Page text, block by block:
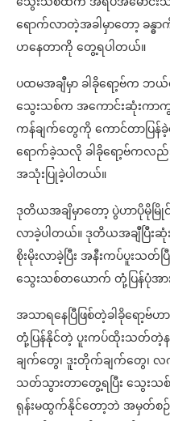
ရောက်လာတဲ့အခါမှာတော့ ခန္
ဟနေတာကို တွေ့ရပါတယ်။
ပထမအချီမှာ ခါခိုရော့ဗ်က ဘ
သွေးသစ်က အကောင်းဆုံးကာကွ
ကန်ချက်တွေကို ကောင်တာပြ
ရောက်ခဲ့သလို ခါခိုရော့ဗ်က
အသုံးပြုခဲ့ပါတယ်။
ဒုတိယအချိမှာတော့ ပွဲဟာပိုမိုမြိုင်
လာခဲ့ပါတယ်။ ဒုတိယအချီပြီးဆုံး
စိုးမိုးလာခဲ့ပြီး အနီးကပ်ပူး
သွေးသစ်တယောက် တုံ့ပြန်ပုံအာ
အသာရနေပြီဖြစ်တဲ့ခါခိုရော့
တုံ့ပြန်နိုင်တဲ့ ပူးကပ်ထိုးသတ်တဲ့န
ချက်တွေ၊ ဒူးတိုက်ချက်တွေ၊
သတ်သွားတာတွေ့ရပြီး သွေးသ
ရုန်းမထွက်နိုင်တော့ဘဲ အမှတ်စ